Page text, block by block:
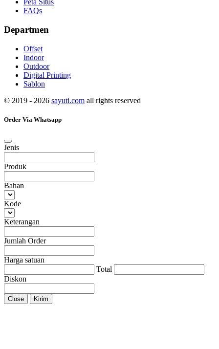
Peta Situs
FAQs
Departmen
Offset
Indoor
Outdoor
Digital Printing
Sablon
© 2019 - 2026 sayuti.com all rights reserved
Order Via Whatsapp
Jenis
Produk
Bahan
Kode
Keterangan
Jumlah Order
Harga satuan
Total
Diskon
Close Kirim